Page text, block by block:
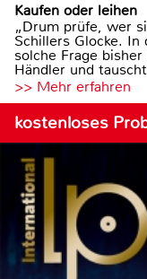
Kaufen oder leihen
„Drum prüfe, wer
Schillers Glocke.
solche Frage
Händler und
>> Mehr erfahren
kostenloses